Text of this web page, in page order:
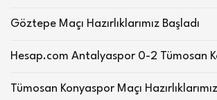
Göztepe Maçı Hazırlıklarımız Başladı
Hesap.com Antalyaspor 0-2 Tümosan
Tümosan Konyaspor Maçı